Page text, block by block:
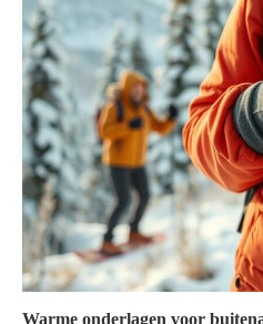
Warme onderlagen voor